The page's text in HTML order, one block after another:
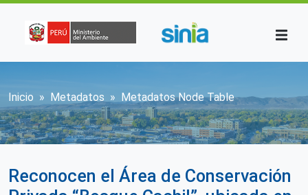
Sobrescribir enlaces de ayuda a la
Inicio Metadatos Metadatos Node Table
Reconocen el Área de Conservación